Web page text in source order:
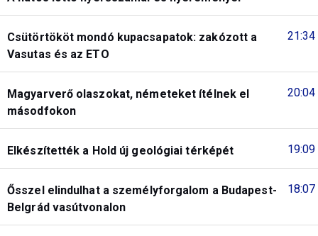
21:34
Csütörtököt mondó kupacsapatok: zakózott a
Vasutas és az ETO
20:04
Magyarverő olaszokat, németeket ítélnek el
másodfokon
19:09
Elkészítették a Hold új geológiai térképét
18:07
Ősszel elindulhat a személyforgalom a Budapest-
Belgrád vasútvonalon